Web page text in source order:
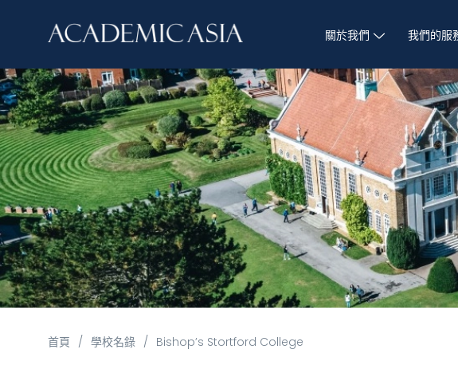
關於我們 我們的服
首頁 / 學校名錄 / Bishop’s Stortford College